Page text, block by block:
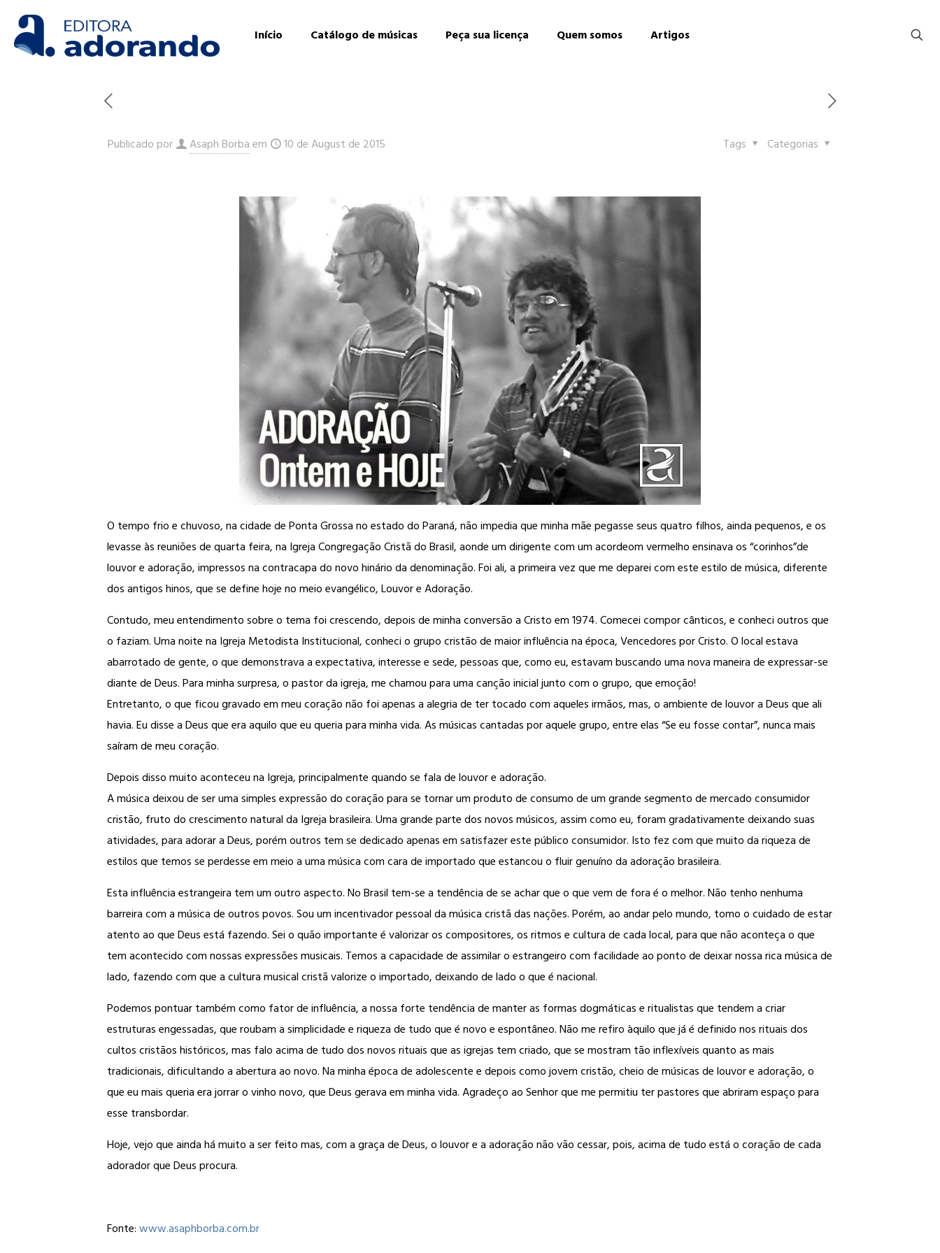
Início Catálogo de músicas Peça sua licença Quem somos Artigos
Publicado por Asaph Borbaem 10 de August de 2015 Categorias
Tags
O tempo frio e chuvoso, na cidade de Ponta Grossa no estado do Paraná, não impedia que minha mãe pegasse seus quatro filhos, ainda pequenos, e os
levasse às reuniões de quarta feira, na Igreja Congregação Cristã do Brasil, aonde um dirigente com um acordeom vermelho ensinava os “corinhos”de
louvor e adoração, impressos na contracapa do novo hinário da denominação. Foi ali, a primeira vez que me deparei com este estilo de música, diferente
dos antigos hinos, que se define hoje no meio evangélico, Louvor e Adoração.
Contudo, meu entendimento sobre o tema foi crescendo, depois de minha conversão a Cristo em 1974. Comecei compor cânticos, e conheci outros que
o faziam. Uma noite na Igreja Metodista Institucional, conheci o grupo cristão de maior influência na época, Vencedores por Cristo. O local estava
abarrotado de gente, o que demonstrava a expectativa, interesse e sede, pessoas que, como eu, estavam buscando uma nova maneira de expressar-se
diante de Deus. Para minha surpresa, o pastor da igreja, me chamou para uma canção inicial junto com o grupo, que emoção!
Entretanto, o que ficou gravado em meu coração não foi apenas a alegria de ter tocado com aqueles irmãos, mas, o ambiente de louvor a Deus que ali
havia. Eu disse a Deus que era aquilo que eu queria para minha vida. As músicas cantadas por aquele grupo, entre elas “Se eu fosse contar”, nunca mais
saíram de meu coração.
Depois disso muito aconteceu na Igreja, principalmente quando se fala de louvor e adoração.
A música deixou de ser uma simples expressão do coração para se tornar um produto de consumo de um grande segmento de mercado consumidor
cristão, fruto do crescimento natural da Igreja brasileira. Uma grande parte dos novos músicos, assim como eu, foram gradativamente deixando suas
atividades, para adorar a Deus, porém outros tem se dedicado apenas em satisfazer este público consumidor. Isto fez com que muito da riqueza de
estilos que temos se perdesse em meio a uma música com cara de importado que estancou o fluir genuíno da adoração brasileira.
Esta influência estrangeira tem um outro aspecto. No Brasil tem-se a tendência de se achar que o que vem de fora é o melhor. Não tenho nenhuma
barreira com a música de outros povos. Sou um incentivador pessoal da música cristã das nações. Porém, ao andar pelo mundo, tomo o cuidado de estar
atento ao que Deus está fazendo. Sei o quão importante é valorizar os compositores, os ritmos e cultura de cada local, para que não aconteça o que
tem acontecido com nossas expressões musicais. Temos a capacidade de assimilar o estrangeiro com facilidade ao ponto de deixar nossa rica música de
lado, fazendo com que a cultura musical cristã valorize o importado, deixando de lado o que é nacional.
Podemos pontuar também como fator de influência, a nossa forte tendência de manter as formas dogmáticas e ritualistas que tendem a criar
estruturas engessadas, que roubam a simplicidade e riqueza de tudo que é novo e espontâneo. Não me refiro àquilo que já é definido nos rituais dos
cultos cristãos históricos, mas falo acima de tudo dos novos rituais que as igrejas tem criado, que se mostram tão inflexíveis quanto as mais
tradicionais, dificultando a abertura ao novo. Na minha época de adolescente e depois como jovem cristão, cheio de músicas de louvor e adoração, o
que eu mais queria era jorrar o vinho novo, que Deus gerava em minha vida. Agradeço ao Senhor que me permitiu ter pastores que abriram espaço para
esse transbordar.
Hoje, vejo que ainda há muito a ser feito mas, com a graça de Deus, o louvor e a adoração não vão cessar, pois, acima de tudo está o coração de cada
adorador que Deus procura.
Fonte:www.asaphborba.com.br